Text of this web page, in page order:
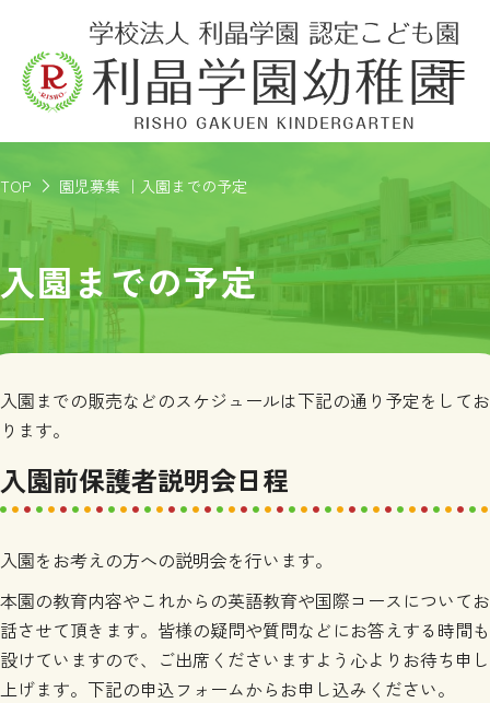
TOP 園児募集 ｜入園までの予定
入園までの予定
入園までの販売などのスケジュールは下記の通り予定をしてお
ります。
入園前保護者説明会日程
入園をお考えの方への説明会を行います。
本園の教育内容やこれからの英語教育や国際コースについてお
話させて頂きます。皆様の疑問や質問などにお答えする時間も
設けていますので、ご出席くださいますよう心よりお待ち申し
上げます。下記の申込フォームからお申し込みください。